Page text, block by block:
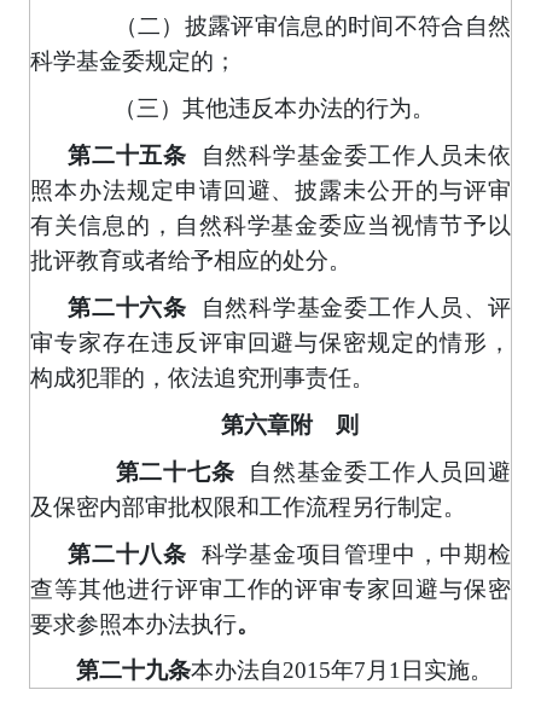
（二）披露评审信息的时间不符合自然
科学基金委规定的；
（三）其他违反本办法的行为。
第二十五条 自然科学基金委工作人员未依
照本办法规定申请回避、披露未公开的与评审
有关信息的，自然科学基金委应当视情节予以
批评教育或者给予相应的处分。
第二十六条 自然科学基金委工作人员、评
审专家存在违反评审回避与保密规定的情形，
构成犯罪的，依法追究刑事责任。
第六章附 则
第二十七条 自然基金委工作人员回避
及保密内部审批权限和工作流程另行制定。
第二十八条 科学基金项目管理中，中期检
查等其他进行评审工作的评审专家回避与保密
要求参照本办法执行。
第二十九条本办法自2015年7 月 1 日 实施。